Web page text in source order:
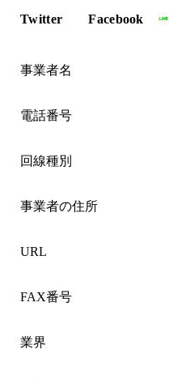
Twitter Facebook
事業者名
電話番号
回線種別
事業者の住所
URL
FAX番号
業界